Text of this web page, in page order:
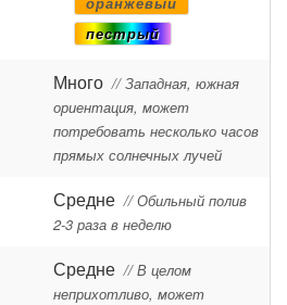
пестрый
Много // Западная, южная
ориентация, может
потребовать несколько часов
прямых солнечных лучей
Средне // Обильный полив
2-3 раза в неделю
Средне // В целом
неприхотливо, может